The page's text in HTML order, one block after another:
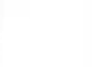
la flexibilidad que la
para escalar